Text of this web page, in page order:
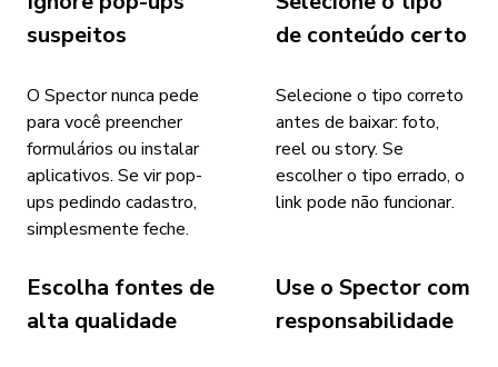
suspeitos
O Spector nunca pede
para você preencher
formulários ou instalar
aplicativos. Se vir pop-
ups pedindo cadastro,
simplesmente feche.
de conteúdo certo
Selecione o tipo correto
antes de baixar: foto,
reel ou story. Se
escolher o tipo errado, o
link pode não funcionar.
Escolha fontes de
alta qualidade
Use o Spector com
responsabilidade